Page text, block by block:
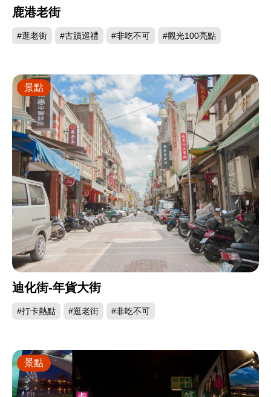
鹿港老街
#逛老街 #古蹟巡禮 #非吃不可 #觀光100亮點
迪化街-年貨大街
#打卡熱點 #逛老街 #非吃不可
景點
景點